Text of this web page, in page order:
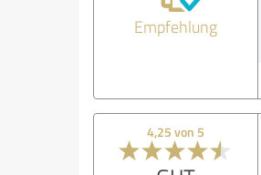
Empfehlung
4,25 von 5